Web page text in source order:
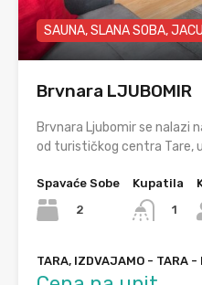
SAUNA, SLANA SOBA,
Brvnara LJUBOMIR
Brvnara Ljubomir se nalazi
od turističkog centra Tare,
Spavaće Sobe
2
Kupatila
1
TARA, IZDVAJAMO - TARA -